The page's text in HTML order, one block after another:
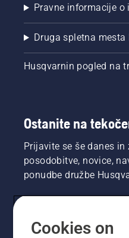
Pravne informacije o
Druga spletna mesta
Husqvarnin pogled na
Ostanite na
Prijavite se še danes
posodobitve, novice,
ponudbe družbe
Cookies on